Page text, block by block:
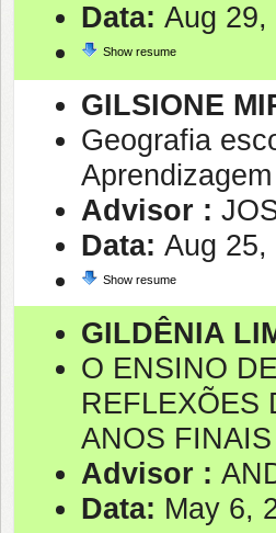
Data: Aug 29,
Show resume
GILSIONE
Geografia
Advisor :
Data: Aug 25,
Show resume
GILDÊNIA
O ENSINO
REFLEXÕES
ANOS
Advisor :
Data: May 6,